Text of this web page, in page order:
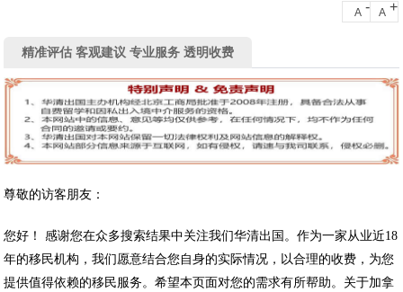
A - A +
精准评估 客观建议 专业服务 透明收费
尊敬的访客朋友：
您好！ 感谢您在众多搜索结果中关注我们华清出国。作为一家从业近18
年的移民机构，我们愿意结合您自身的实际情况，以合理的收费，为您
提供值得依赖的移民服务。希望本页面对您的需求有所帮助。关于加拿